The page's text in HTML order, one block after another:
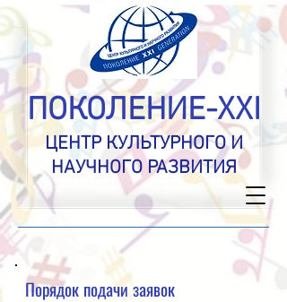
ПОКОЛЕНИЕ-XXI
ЦЕНТР КУЛЬТУРНОГО И
НАУЧНОГО РАЗВИТИЯ
Порядок подачи заявок